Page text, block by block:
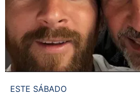
ESTE SÁBADO